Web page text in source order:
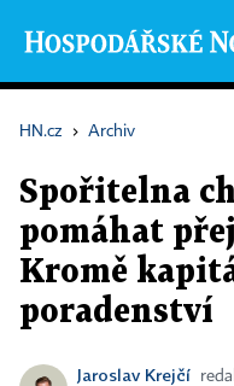
HN.cz › Archiv
Spořitelna
pomáhat
Kromě
poradenství
Jaroslav Krejčí